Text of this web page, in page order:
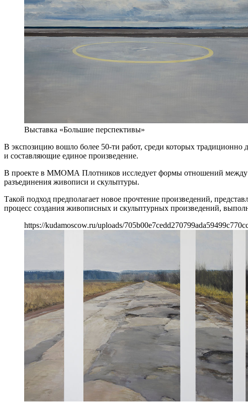
Выставка «Большие перспективы»
В экспозицию вошло более 50-ти работ, среди которых традиционно
и составляющие единое произведение.
В проекте в ММОМА Плотников исследует формы отношений между
разъединения живописи и скульптуры.
Такой подход предполагает новое прочтение произведений,
процесс создания живописных и скульптурных произведений,
https://kudamoscow.ru/uploads/